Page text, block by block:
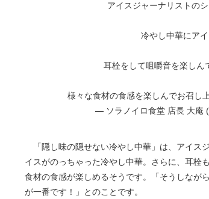
アイスジャーナリストの
冷やし中華にア
耳栓をして咀嚼音を楽しん
様々な食材の食感を楽しんでお召し
— ソラノイロ食堂 店長 大庵
「隠し味の隠せない冷やし中華」は、アイス
イスがのっちゃった冷やし中華。さらに、耳栓
食材の食感が楽しめるそうです。「そうしなが
が一番です！」とのことです。